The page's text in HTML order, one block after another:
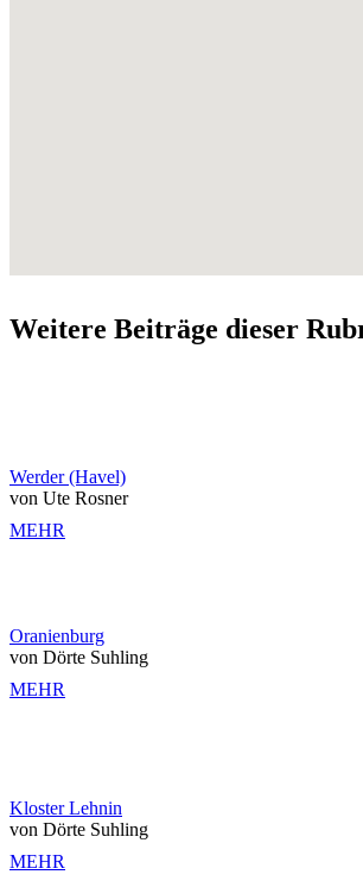
Weitere Beiträge dieser
Werder (Havel)
von Ute Rosner
MEHR
Oranienburg
von Dörte Suhling
MEHR
Kloster Lehnin
von Dörte Suhling
MEHR